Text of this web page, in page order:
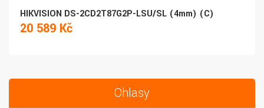
HIKVISION DS-2CD2T87G2P-LSU/SL (4mm) (C)
20 589 Kč
Ohlasy